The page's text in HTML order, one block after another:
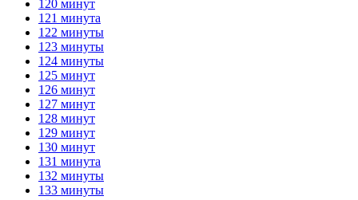
120 минут
121 минута
122 минуты
123 минуты
124 минуты
125 минут
126 минут
127 минут
128 минут
129 минут
130 минут
131 минута
132 минуты
133 минуты